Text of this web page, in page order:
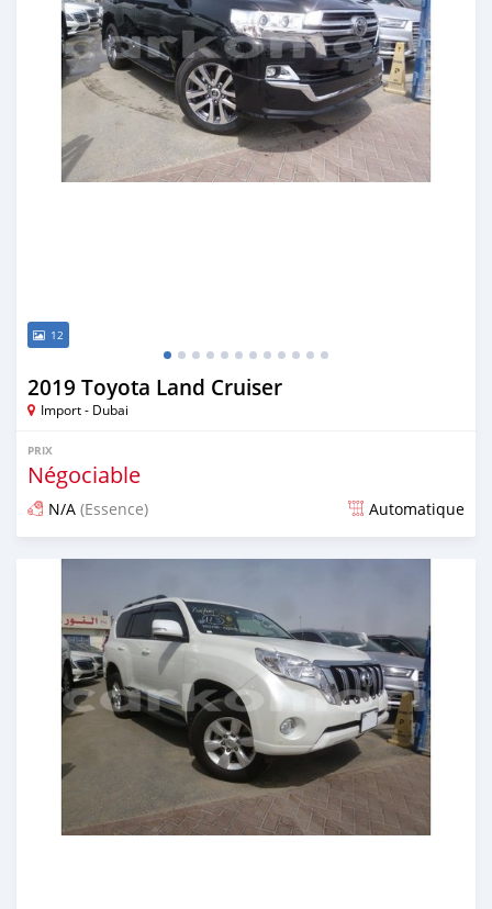
12
2019 Toyota Land Cruiser
Import - Dubai
PRIX
Négociable
N/A (Essence) Automatique
Publié il y a environ 7 ans